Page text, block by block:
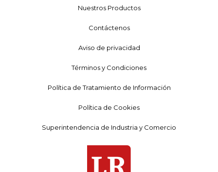
Nuestros Productos
Contáctenos
Aviso de privacidad
Términos y Condiciones
Política de Tratamiento de Información
Política de Cookies
Superintendencia de Industria y Comercio